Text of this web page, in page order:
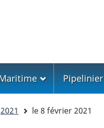
Pipelinier
2021 le 8 février 2021